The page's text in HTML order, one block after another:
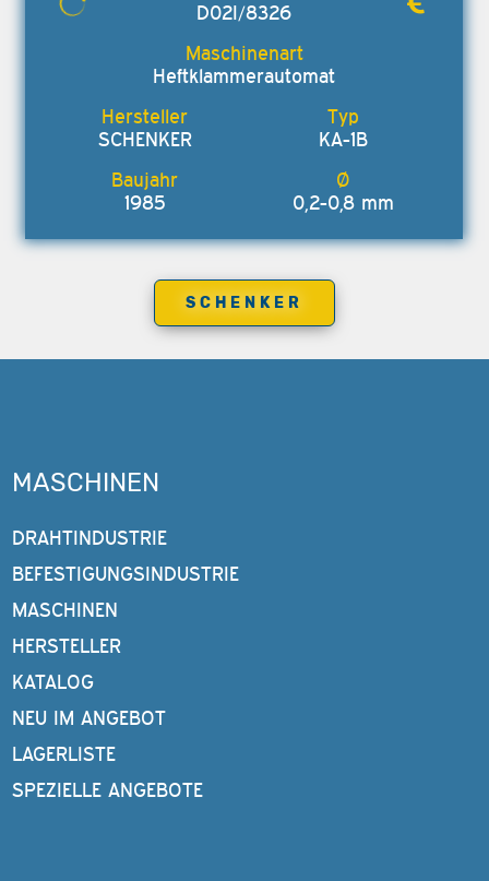
D02I/8326
Heftklammerautomat
SCHENKER KA-1B
1985 0,2-0,8 mm
SCHENKER
MASCHINEN
DRAHTINDUSTRIE
BEFESTIGUNGSINDUSTRIE
MASCHINEN
HERSTELLER
KATALOG
NEU IM ANGEBOT
LAGERLISTE
SPEZIELLE ANGEBOTE